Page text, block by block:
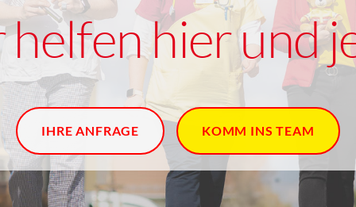
hier und
IHRE ANFRAGE KOMM INS TEAM